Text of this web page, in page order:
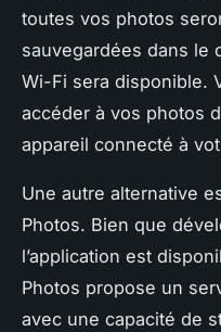
toutes vos photos
sauvegardées dans le
Wi-Fi sera disponible.
accéder à vos photos
appareil connecté à
Une autre alternative
Photos. Bien que
l’application est
Photos propose un
avec une capacité de